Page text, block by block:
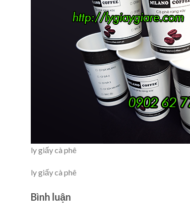
ly giấy cà phê
ly giấy cà phê
Bình luận